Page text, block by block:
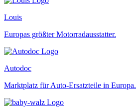
Louis
Europas größter Motorradausstatter.
Autodoc
Marktplatz für Auto-Ersatzteile in Europa.